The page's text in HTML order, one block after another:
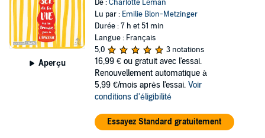
Aperçu
De :Charlotte Léman
Lu par : Emilie Blon-Metzinger
Durée : 7 h et 51 min
Langue : Français
5,0
3 notations
16,99 € ou gratuit avec l'essai.
Renouvellement automatique à
5,99 €/mois après l'essai. Voir
conditions d'éligibilité
Essayez Standard gratuitement